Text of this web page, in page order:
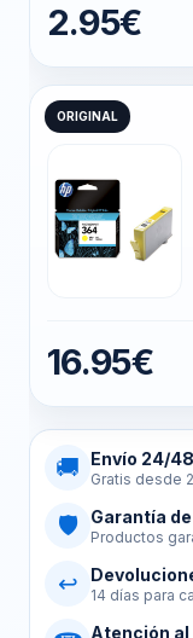
2.95€
ORIGINAL
16.95€
🚚 Envío 24/
Gratis desde
🛡 Garantía
Productos
↩ 14 días para
Atención